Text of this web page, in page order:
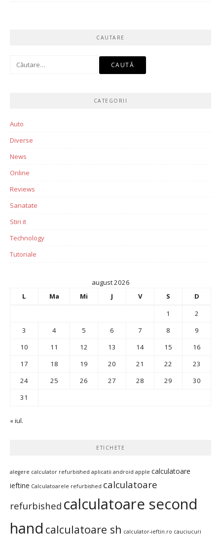
CAUTARE
Caută
CATEGORII
Auto
Diverse
News
Online
Reviews
Sanatate
Stiri it
Technology
Tutoriale
august 2026
L
Ma Mi J V S
D
1
2
3
4 5 6 7 8
9
10
11 12 13 14 15
16
17
18 19 20 21 22
23
24
25 26 27 28 29
30
31
« iul.
ETICHETE
alegere calculator refurbished aplicatii android apple calculatoare
ieftine Calculatoarele refurbished calculatoare
refurbished calculatoare second
hand calculatoare sh calculator-ieftin.ro cauciucuri